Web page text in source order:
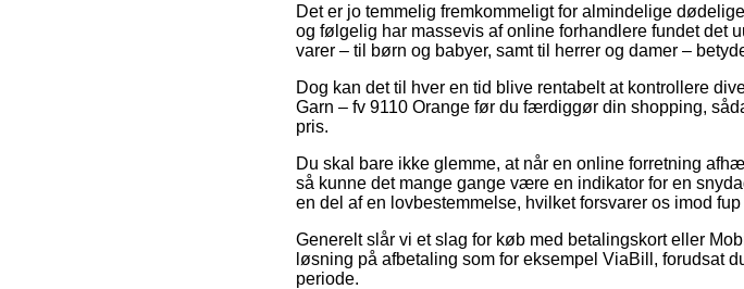
Det er jo temmelig fremkommeligt for almindelige
og følgelig har massevis af online forhandlere fundet det
varer – til børn og babyer, samt til herrer og damer –
Dog kan det til hver en tid blive rentabelt at kontrollere
Garn – fv 9110 Orange før du færdiggør din shopping,
pris.
Du skal bare ikke glemme, at når en online forretning
så kunne det mange gange være en indikator for en
en del af en lovbestemmelse, hvilket forsvarer os imod
Generelt slår vi et slag for køb med betalingskort eller
løsning på afbetaling som for eksempel ViaBill, forudsat
periode.